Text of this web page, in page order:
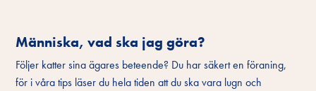
Människa, vad ska jag göra?
Följer katter sina ägares beteende? Du har säkert en föraning,
för i våra tips läser du hela tiden att du ska vara lugn och